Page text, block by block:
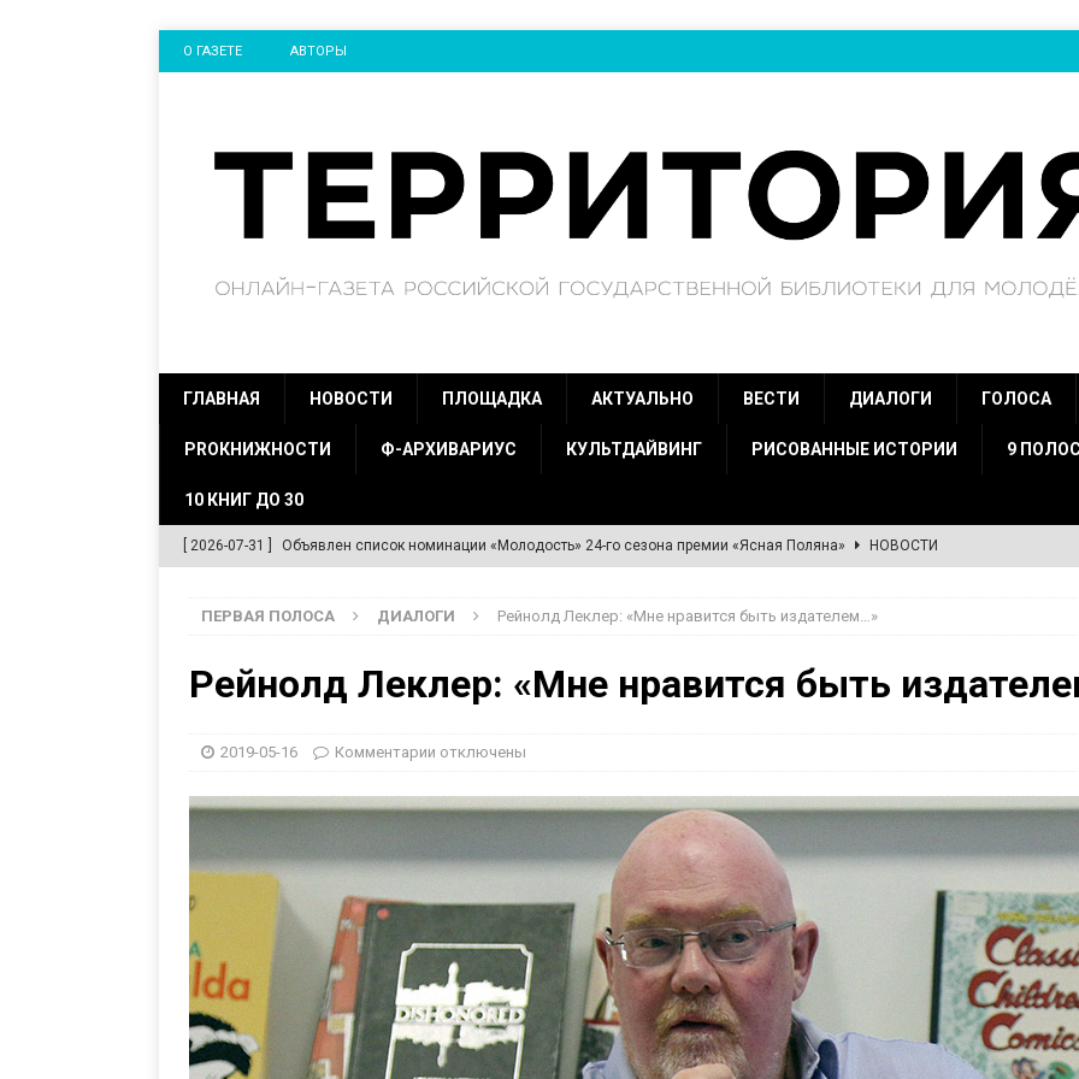
О ГАЗЕТЕ АВТОРЫ
ГЛАВНАЯ НОВОСТИ ПЛОЩАДКА АКТУАЛЬНО ВЕСТИ ДИАЛОГИ ГОЛОСА
PROКНИЖНОСТИ Ф-АРХИВАРИУС КУЛЬТДАЙВИНГ РИСОВАННЫЕ ИСТОРИИ 9
10 КНИГ ДО 30
[ 2026-07-31 ] Объявлен список номинации «Молодость» 24-го сезона премии «Ясная Поляна» НОВОСТИ
[ 2026-07-31 ] Романтика средней полосы PROКНИЖНОСТИ
[ 2026-08-06 ] Объявлен лонг-лист «Премии Читателя—2026»
ПЕРВАЯ ПОЛОСА ДИАЛОГИ Рейнолд Леклер: «Мне нравится быть издателем…»
Рейнолд Леклер: «Мне нравится быть
2019-05-16 Комментарии отключены